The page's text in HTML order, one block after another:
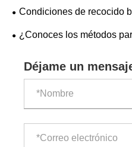
necesidades industriales?
Condiciones de recocido
acero inoxidable 304
¿Conoces los métodos
Déjame un